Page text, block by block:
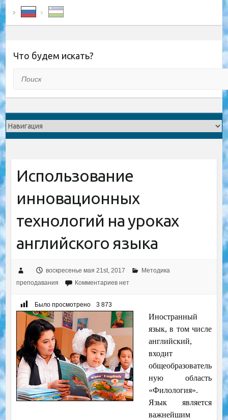
Что будем искать?
Использование
инновационных
технологий на уроках
английского языка
воскресенье мая 21st, 2017
Методика
преподавания
Комментариев нет
Было просмотрено 3 873
Иностранный
язык, в том числе
английский,
входит
общеобразователь
ную область
«Филология».
Язык является
важнейшим